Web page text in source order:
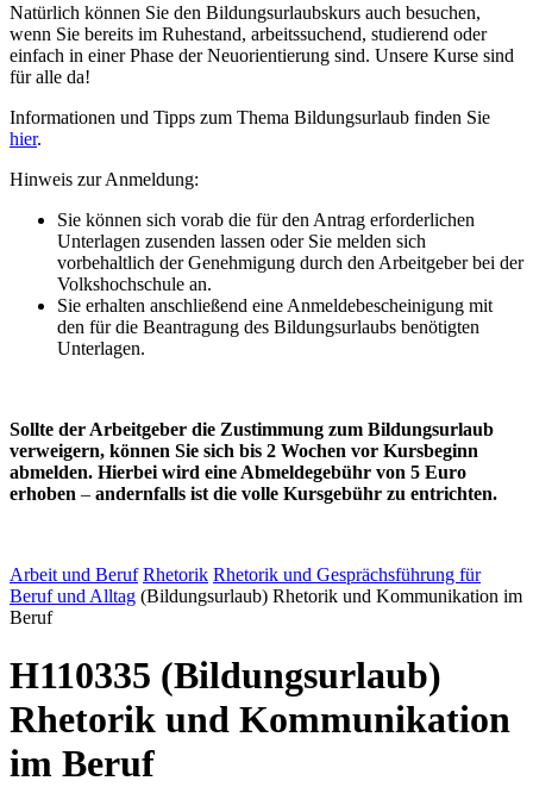
Natürlich können Sie den Bildungsurlaubskurs auch besuchen,
wenn Sie bereits im Ruhestand, arbeitssuchend, studierend oder
einfach in einer Phase der Neuorientierung sind. Unsere Kurse sind
für alle da!
Informationen und Tipps zum Thema Bildungsurlaub finden Sie
hier.
Hinweis zur Anmeldung:
Sie können sich vorab die für den Antrag erforderlichen
Unterlagen zusenden lassen oder Sie melden sich
vorbehaltlich der Genehmigung durch den Arbeitgeber bei der
Volkshochschule an.
Sie erhalten anschließend eine Anmeldebescheinigung mit
den für die Beantragung des Bildungsurlaubs benötigten
Unterlagen.
Sollte der Arbeitgeber die Zustimmung zum Bildungsurlaub
verweigern, können Sie sich bis 2 Wochen vor Kursbeginn
abmelden. Hierbei wird eine Abmeldegebühr von 5 Euro
erhoben – andernfalls ist die volle Kursgebühr zu entrichten.
Arbeit und Beruf Rhetorik Rhetorik und Gesprächsführung für
Beruf und Alltag (Bildungsurlaub) Rhetorik und Kommunikation im
Beruf
H110335 (Bildungsurlaub)
Rhetorik und Kommunikation
im Beruf